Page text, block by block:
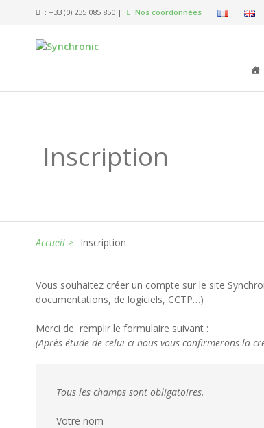
: +33 (0) 235 085 850 | Nos coordonnées
Inscription
Accueil > Inscription
Vous souhaitez créer un compte sur le site
documentations, de logiciels, CCTP…)
Merci de remplir le formulaire suivant :
(Après étude de celui-ci nous vous confirmerons la
Tous les champs sont obligatoires.
Votre nom